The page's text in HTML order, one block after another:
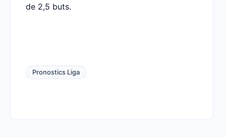
de 2,5 buts.
Pronostics Liga